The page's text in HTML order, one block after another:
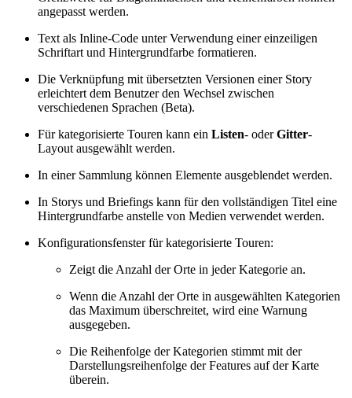
angepasst werden.
Text als Inline-Code unter Verwendung einer einzeiligen
Schriftart und Hintergrundfarbe formatieren.
Die Verknüpfung mit übersetzten Versionen einer Story
erleichtert dem Benutzer den Wechsel zwischen
verschiedenen Sprachen (Beta).
Für kategorisierte Touren kann ein Listen- oderGitter-
Layout ausgewählt werden.
In einer Sammlung können Elemente ausgeblendet werden.
In Storys und Briefings kann für den vollständigen Titel eine
Hintergrundfarbe anstelle von Medien verwendet werden.
Konfigurationsfenster für kategorisierte Touren:
Zeigt die Anzahl der Orte in jeder Kategorie an.
Wenn die Anzahl der Orte in ausgewählten Kategorien
das Maximum überschreitet, wird eine Warnung
ausgegeben.
Die Reihenfolge der Kategorien stimmt mit der
Darstellungsreihenfolge der Features auf der Karte
überein.